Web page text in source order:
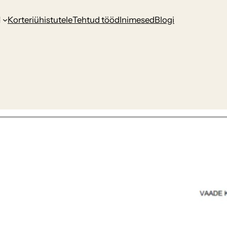
KorteriühistuteleTehtud töödInimesedBlogi